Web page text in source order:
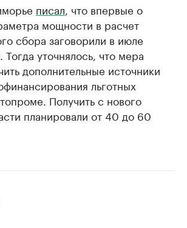
писал , что впервые о
мощности в расчет
сбора заговорили в июле
Тогда уточнялось, что мера
дополнительные источники
льготных
Получить с нового
планировали от 40 до 60